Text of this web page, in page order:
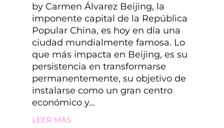
by Carmen Álvarez Beijing, la
imponente capital de la República
Popular China, es hoy en día una
ciudad mundialmente famosa. Lo
que más impacta en Beijing, es su
persistencia en transformarse
permanentemente, su objetivo de
instalarse como un gran centro
económico y...
LEER MÁS